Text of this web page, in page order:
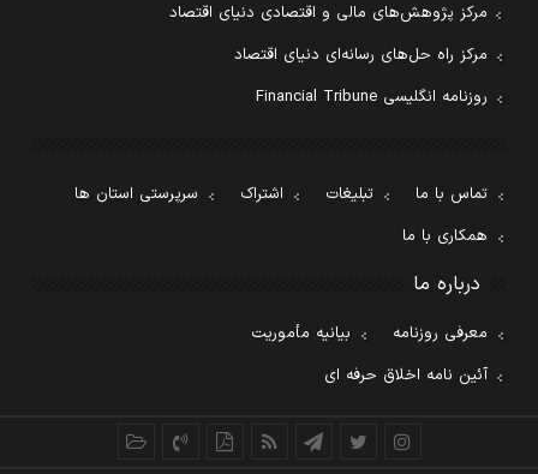
مرکز پژوهش‌های مالی و اقتصادی دنیای اقتصاد
مرکز راه حل‌های رسانه‌ای دنیای اقتصاد
روزنامه انگلیسی Financial Tribune
تماس با ما تبلیغات اشتراک
سرپرستی استان ها
همکاری با ما
درباره ما
معرفی روزنامه
بیانیه مأموریت
آئین نامه اخلاق حرفه ای